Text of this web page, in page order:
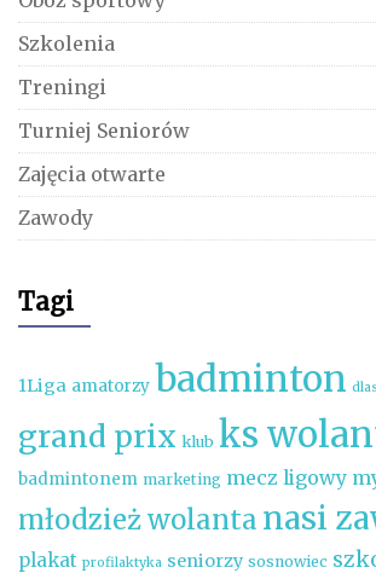
Szkolenia
Treningi
Turniej Seniorów
Zajęcia otwarte
Zawody
Tagi
1Liga amatorzy badminton
grand prix klub ks
badmintonem marketing mecz ligowy
młodzież wolanta nasi
plakat profilaktyka seniorzy sosnowiec